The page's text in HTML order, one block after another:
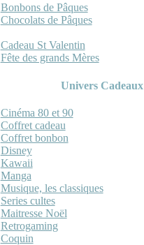
Bonbons de Pâques
Chocolats de Pâques
Cadeau St Valentin
Fête des grands Mères
Univers Cadeaux
Cinéma 80 et 90
Coffret cadeau
Coffret bonbon
Disney
Kawaii
Manga
Musique, les classiques
Series cultes
Maitresse Noël
Retrogaming
Coquin